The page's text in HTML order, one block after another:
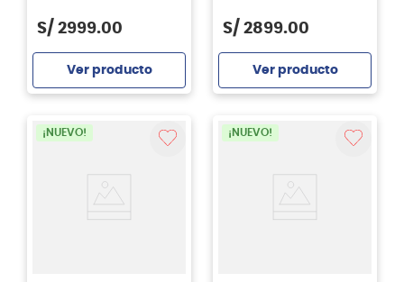
S/ 2999.00
Ver producto
S/ 2899.00
Ver producto
¡NUEVO! ¡NUEVO!